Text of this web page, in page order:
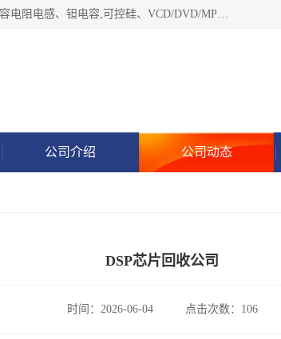
长期现金收购以下直插DIP,贴片SMD元器件:集成电路、二三极管、稳压管、 电解电容电阻电感、钽电容,可控硅、VCD/DVD/MP3激光头、红外发射接收、行管、 BGA芯片,霍尔元件、发光管、晶振,继电器,舌簧管舌簧继电器等各种电子元器件 , 量大量小不限!QQ9 联系电话谢先生 E-mail
公司介绍 公司动态
DSP芯片回收公司
时间：2026-06-04 点击次数：106